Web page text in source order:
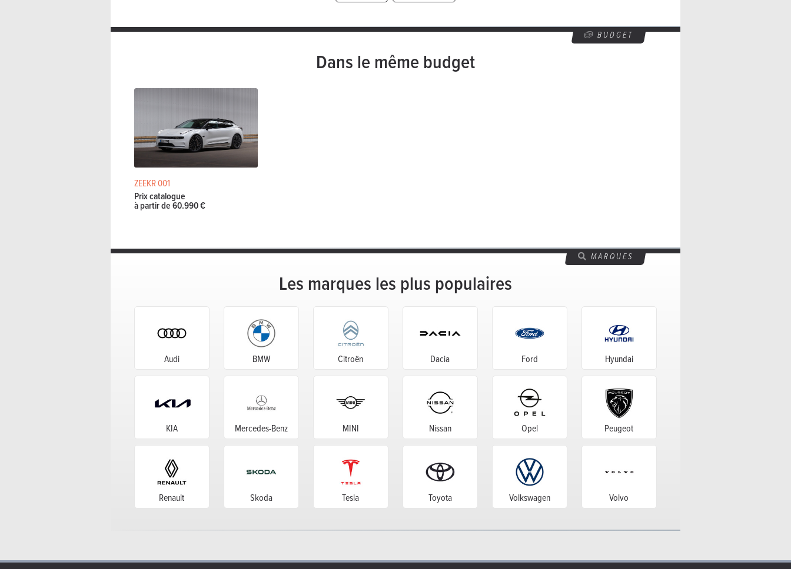
BUDGET
Dans le même budget
ZEEKR 001
Prix catalogue
à partir de 60.990 €
MARQUES
Les marques les plus populaires
Audi BMW Citroën Dacia Ford Hyundai
KIA Mercedes-Benz MINI Nissan Opel Peugeot
Renault Skoda Tesla Toyota Volkswagen Volvo